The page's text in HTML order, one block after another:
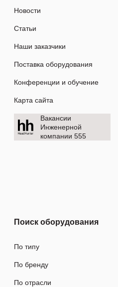
Новости
Статьи
Наши заказчики
Поставка оборудования
Конференции и обучение
Карта сайта
Вакансии
Инженерной
компании 555
Поиск оборудования
По типу
По бренду
По отрасли